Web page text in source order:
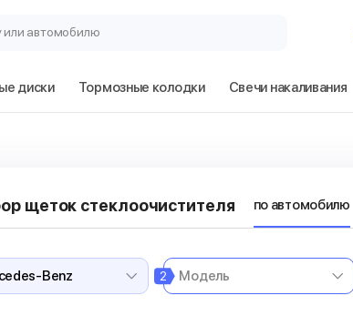
или автомобилю
диски Тормозные колодки Свечи накаливания
щеток стеклоочистителя по автомобилю
2